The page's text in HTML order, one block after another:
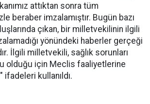
attıktan sonra tüm
beraber imzalamıştır. Bugün bazı
çıkan, bir milletvekilinin ilgili
yönündeki haberler gerçeği
İlgili milletvekili, sağlık sorunları
olduğu için Meclis faaliyetlerine
ifadeleri kullanıldı.